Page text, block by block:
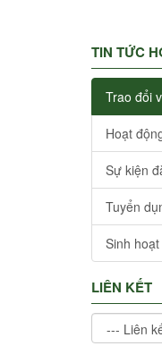
TIN TỨC
Trao đổi
Hoạt
Sự kiện
Tuyển
Sinh
LIÊN KẾT